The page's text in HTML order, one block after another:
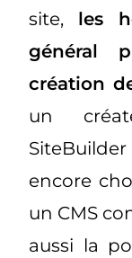
site, les
général
création
un
encore
un CMS
aussi la